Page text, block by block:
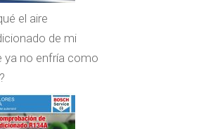
el aire
de mi
ya no enfría como